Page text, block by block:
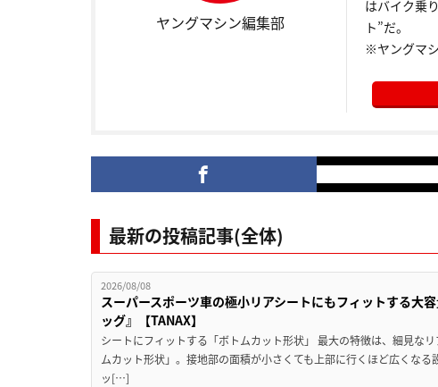
ヤングマシン編集部
はバイク乗
ト”だ。
※ヤングマ
最新の投稿記事(全体)
2026/08/08
スーパースポーツ車の極小リアシートにもフィットする大
ッグ』【TANAX】
シートにフィットする「ボトムカット形状」 最大の特徴は、細見な
ムカット形状」。接地部の面積が小さくても上部に行くほど広くな
ッ[…]